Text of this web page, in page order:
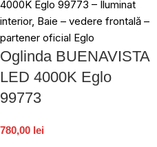
Oglinda BUENAVISTA
LED 4000K Eglo
99773
780,00 lei